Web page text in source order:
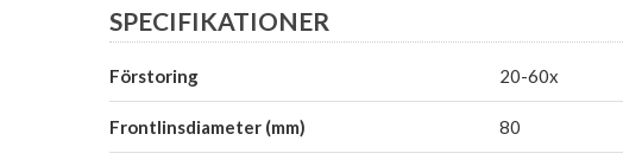
SPECIFIKATIONER
Förstoring 20-60x
Frontlinsdiameter (mm) 80